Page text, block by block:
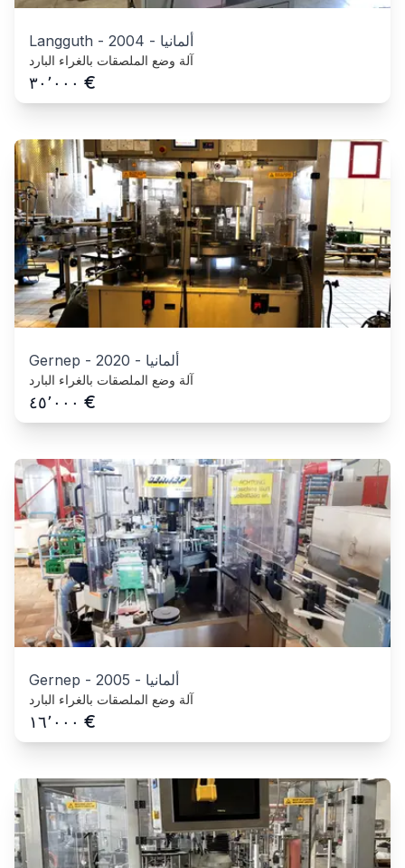
Langguth - 2004 - ألمانيا
آلة وضع الملصقات بالغراء البارد
٣٠٬٠٠٠ €
Gernep - 2020 - ألمانيا
آلة وضع الملصقات بالغراء البارد
٤٥٬٠٠٠ €
Gernep - 2005 - ألمانيا
آلة وضع الملصقات بالغراء البارد
١٦٬٠٠٠ €